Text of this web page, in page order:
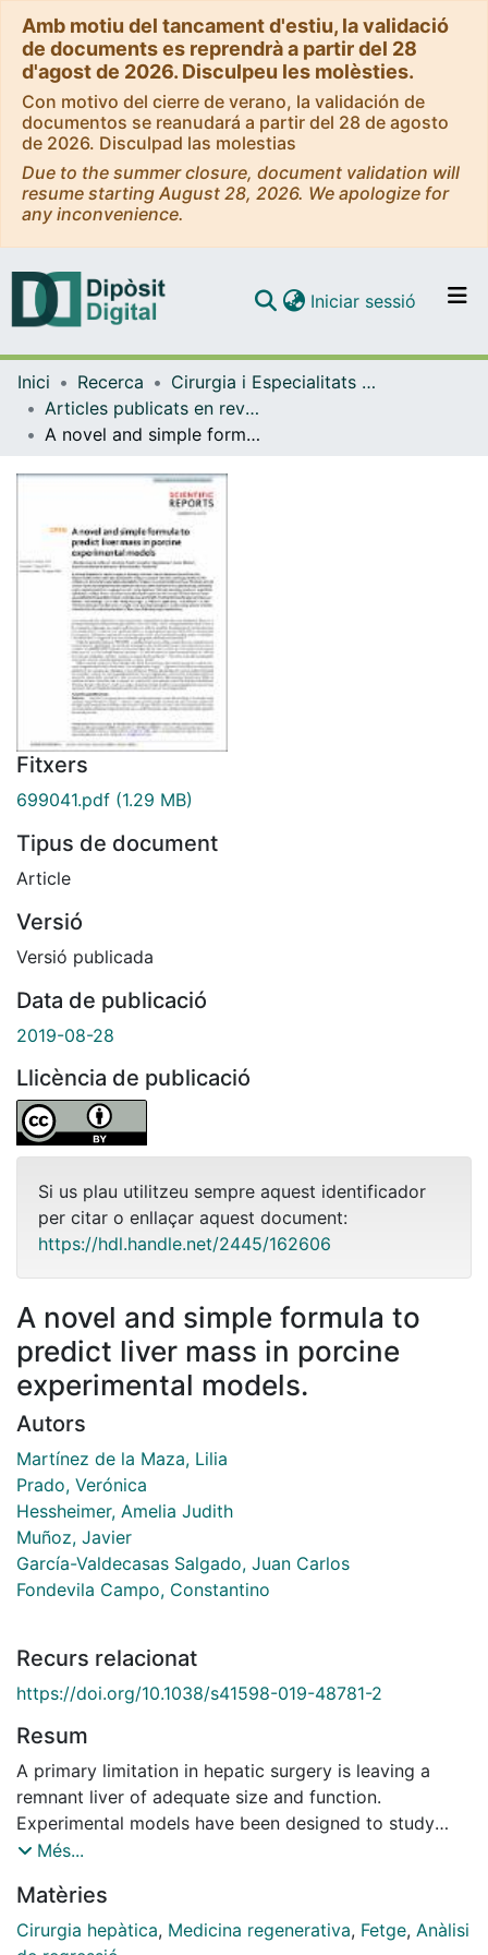
Amb motiu del tancament d'estiu, la validació
de documents es reprendrà a partir del 28
d'agost de 2026. Disculpeu les molèsties.
Con motivo del cierre de verano, la validación de
documentos se reanudará a partir del 28 de agosto
de 2026. Disculpad las molestias
Due to the summer closure, document validation will
resume starting August 28, 2026. We apologize for
any inconvenience.
Navega per tot el DD
Iniciar sessió (current)
Inici Recerca
Cirurgia i Especialitats Medicoquirúrgiques
Articles publicats en revistes (Cirurgia i Especialitats Medicoquirúrgiques)
A novel and simple formula to predict liver mass in porcine experimental models.
Fitxers
699041.pdf (1.29 MB)
Tipus de document
Article
Versió
Versió publicada
Data de publicació
2019-08-28
Llicència de publicació
Si us plau utilitzeu sempre aquest identificador
per citar o enllaçar aquest document:
https://hdl.handle.net/2445/162606
A novel and simple formula to
predict liver mass in porcine
experimental models.
Autors
Martínez de la Maza, Lilia
Prado, Verónica
Hessheimer, Amelia Judith
Muñoz, Javier
García-Valdecasas Salgado, Juan Carlos
Fondevila Campo, Constantino
Recurs relacionat
https://doi.org/10.1038/s41598-019-48781-2
Resum
A primary limitation in hepatic surgery is leaving a
remnant liver of adequate size and function.
Experimental models have been designed to study
processes of liver injury and regeneration in this
mass in an animal model is lacking. This study aims to
create a novel and simple formula to estimate the
Més...
Matèries
Cirurgia hepàtica, Medicina regenerativa, Fetge, Anàlisi